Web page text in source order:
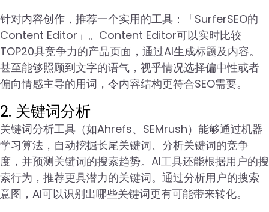
针对内容创作，推荐一个实用的工具：「SurferSEO的
Content Editor」。Content Editor可以实时比较
TOP20具竞争力的产品页面，通过AI生成标题及内容。
甚至能够照顾到文字的语气，视乎情况选择偏中性或者
偏向情感主导的用词，令内容结构更符合SEO需要。
2. 关键词分析
关键词分析工具（如Ahrefs、SEMrush）能够通过机器
学习算法，自动挖掘长尾关键词、分析关键词的竞争
度，并预测关键词的搜索趋势。AI工具还能根据用户的搜
索行为，推荐更具潜力的关键词。通过分析用户的搜索
意图，AI可以识别出哪些关键词更有可能带来转化。